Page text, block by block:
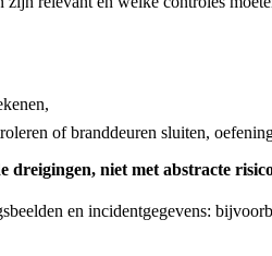
of branddeuren sluiten,
dreigingen, niet met abstracte
en incidentgegevens: